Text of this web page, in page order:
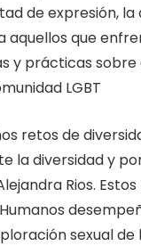
de expresión,
que
y prácticas
LGBT
retos de
la diversidad y
Rios.
sexual de